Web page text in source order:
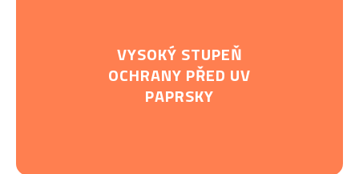
VYSOKÝ STUPEŇ
OCHRANY PŘED UV
PAPRSKY